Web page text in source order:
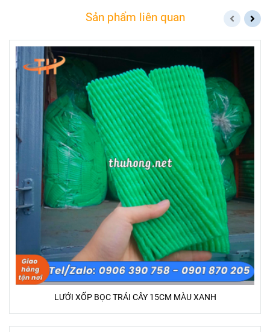
Sản phẩm liên quan
LƯỚI XỐP BỌC TRÁI CÂY 15CM MÀU XANH